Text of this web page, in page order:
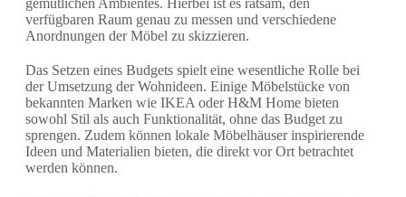
gemütlichen Ambientes. Hierbei ist es ratsam, den
verfügbaren Raum genau zu messen und verschiedene
Anordnungen der Möbel zu skizzieren.
Das Setzen eines Budgets spielt eine wesentliche Rolle bei
der Umsetzung der Wohnideen. Einige Möbelstücke von
bekannten Marken wie IKEA oder H&M Home bieten
sowohl Stil als auch Funktionalität, ohne das Budget zu
sprengen. Zudem können lokale Möbelhäuser inspirierende
Ideen und Materialien bieten, die direkt vor Ort betrachtet
werden können.